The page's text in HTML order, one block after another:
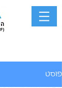
פוסט